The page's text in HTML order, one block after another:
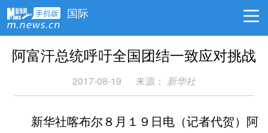
国际
阿富汗总统呼吁全国团结一致应对挑战
2017-08-19 来源： 新华社
新华社喀布尔８月１９日电（记者代贺）阿